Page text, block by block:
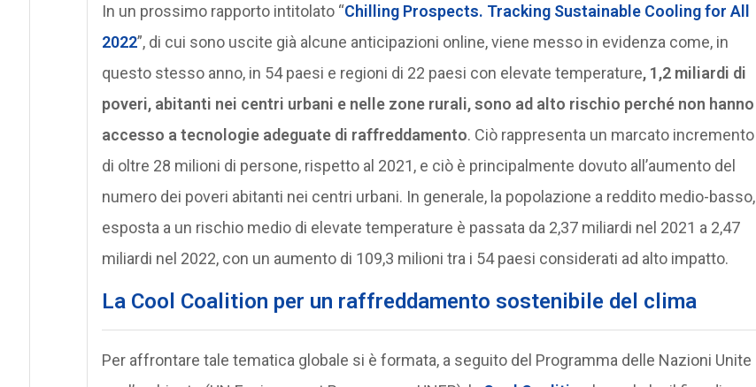
In un prossimo rapporto intitolato “Chilling Prospects. Tracking Sustainable Cooling for All
2022”, di cui sono uscite già alcune anticipazioni online, viene messo in evidenza come, in
questo stesso anno, in 54 paesi e regioni di 22 paesi con elevate temperature, 1,2 miliardi di
poveri, abitanti nei centri urbani e nelle zone rurali, sono ad alto rischio perché non hanno
accesso a tecnologie adeguate di raffreddamento. Ciò rappresenta un marcato incremento
di oltre 28 milioni di persone, rispetto al 2021, e ciò è principalmente dovuto all’aumento del
numero dei poveri abitanti nei centri urbani. In generale, la popolazione a reddito medio-basso,
esposta a un rischio medio di elevate temperature è passata da 2,37 miliardi nel 2021 a 2,47
miliardi nel 2022, con un aumento di 109,3 milioni tra i 54 paesi considerati ad alto impatto.
La Cool Coalition per un raffreddamento sostenibile del clima
Per affrontare tale tematica globale si è formata, a seguito del Programma delle Nazioni Unite